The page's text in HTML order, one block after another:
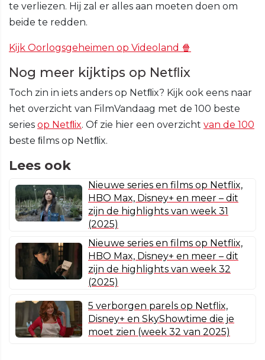
te verliezen. Hij zal er alles aan moeten doen om
beide te redden.
Kijk Oorlogsgeheimen op Videoland 🍿
Nog meer kijktips op Netﬂix
Toch zin in iets anders op Netﬂix? Kijk ook eens naar
het overzicht van FilmVandaag met de 100 beste
series op Netﬂix. Of zie hier een overzicht van de 100
beste ﬁlms op Netﬂix.
Lees ook
Nieuwe series en films op Netflix,
HBO Max, Disney+ en meer – dit
zijn de highlights van week 31
(2025)
Nieuwe series en films op Netflix,
HBO Max, Disney+ en meer – dit
zijn de highlights van week 32
(2025)
5 verborgen parels op Netflix,
Disney+ en SkyShowtime die je
moet zien (week 32 van 2025)